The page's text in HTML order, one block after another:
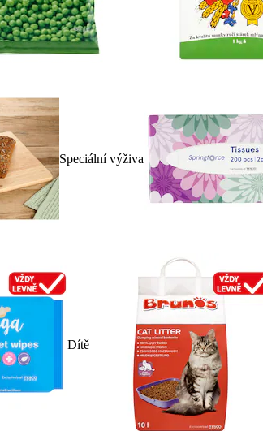
Speciální výživa
Dítě